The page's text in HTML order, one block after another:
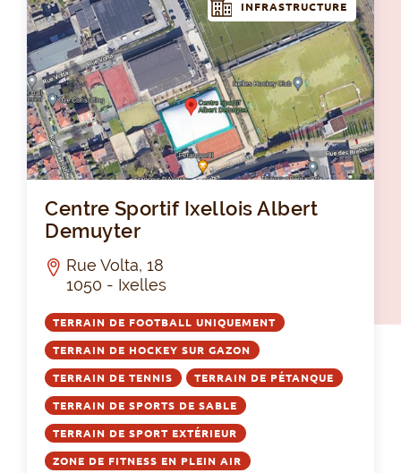
INFRASTRUCTURE
Centre Sportif Ixellois Albert
Demuyter
Rue Volta, 18
1050 - Ixelles
TERRAIN DE FOOTBALL UNIQUEMENT
TERRAIN DE HOCKEY SUR GAZON
TERRAIN DE TENNIS TERRAIN DE PÉTANQUE
TERRAIN DE SPORTS DE SABLE
TERRAIN DE SPORT EXTÉRIEUR
ZONE DE FITNESS EN PLEIN AIR